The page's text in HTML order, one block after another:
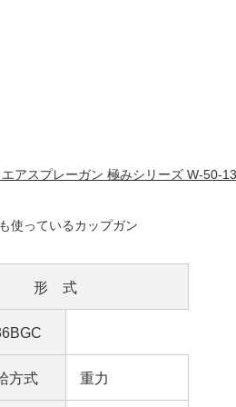
アスプレーガン 極みシリーズ W-50-
使っているカップガン
形 式
方式 重力